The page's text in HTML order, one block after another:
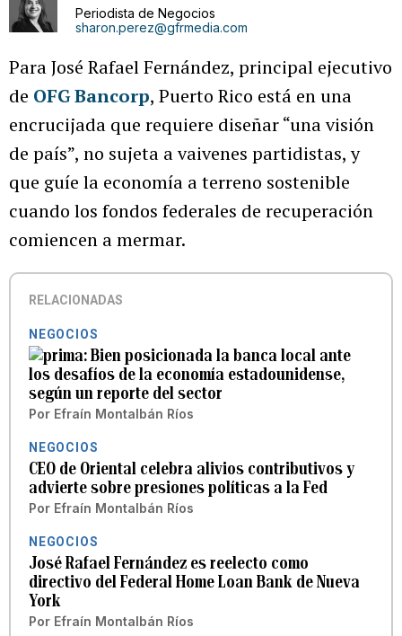
Periodista de Negocios
sharon.perez@gfrmedia.com
Para José Rafael Fernández, principal ejecutivo
de OFG Bancorp, Puerto Rico está en una
encrucijada que requiere diseñar “una visión
de país”, no sujeta a vaivenes partidistas, y
que guíe la economía a terreno sostenible
cuando los fondos federales de recuperación
comiencen a mermar.
RELACIONADAS
NEGOCIOS
Bien posicionada la banca local ante
los desafíos de la economía estadounidense,
según un reporte del sector
Por Efraín Montalbán Ríos
NEGOCIOS
CEO de Oriental celebra alivios contributivos y
advierte sobre presiones políticas a la Fed
Por Efraín Montalbán Ríos
NEGOCIOS
José Rafael Fernández es reelecto como
directivo del Federal Home Loan Bank de Nueva
York
Por Efraín Montalbán Ríos